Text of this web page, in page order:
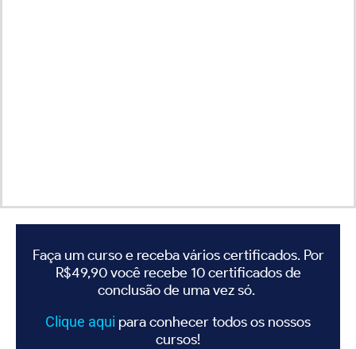
Faça um curso e receba vários certificados. Por
R$49,90 você recebe 10 certificados de
conclusão de uma vez só.
Clique aqui para conhecer todos os nossos
cursos!